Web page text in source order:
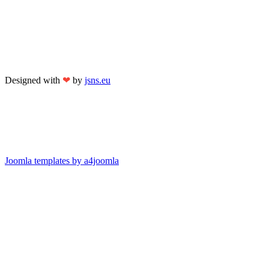
Designed with ❤ by jsns.eu
Joomla templates by a4joomla